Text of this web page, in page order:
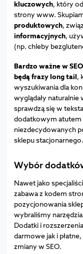
kluczowych, który
strony www.
produktowych,
informacyjnych,
(np. chleby
Bardzo ważne w
będą frazy long tail,
wyszukiwania dla
wyglądały naturalnie
sprawdzą się w
dodatkowym atutem
niezdecydowanych
sklepu stacjonarnego.
Wybór
Nawet jako
zabawa z kodem
pozycjonowania
wybraliśmy
Dodatki i
darmowe jak i
zmiany w SEO.